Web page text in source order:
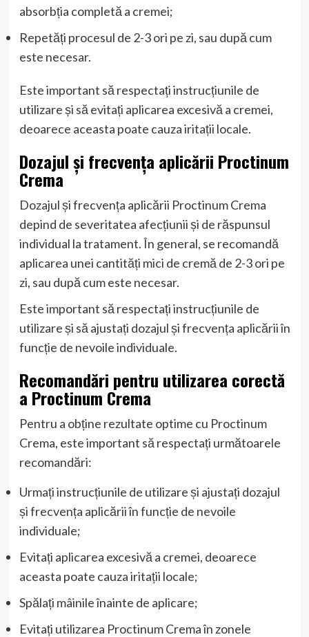
absorbția completă a cremei;
Repetăți procesul de 2-3 ori pe zi, sau după cum
este necesar.
Este important să respectați instrucțiunile de
utilizare și să evitați aplicarea excesivă a cremei,
deoarece aceasta poate cauza iritații locale.
Dozajul și frecvența aplicării Proctinum
Crema
Dozajul și frecvența aplicării Proctinum Crema
depind de severitatea afecțiunii și de răspunsul
individual la tratament. În general, se recomandă
aplicarea unei cantități mici de cremă de 2-3 ori pe
zi, sau după cum este necesar.
Este important să respectați instrucțiunile de
utilizare și să ajustați dozajul și frecvența aplicării în
funcție de nevoile individuale.
Recomandări pentru utilizarea corectă
a Proctinum Crema
Pentru a obține rezultate optime cu Proctinum
Crema, este important să respectați următoarele
recomandări:
Urmați instrucțiunile de utilizare și ajustați dozajul
și frecvența aplicării în funcție de nevoile
individuale;
Evitați aplicarea excesivă a cremei, deoarece
aceasta poate cauza iritații locale;
Spălați mâinile înainte de aplicare;
Evitați utilizarea Proctinum Crema în zonele